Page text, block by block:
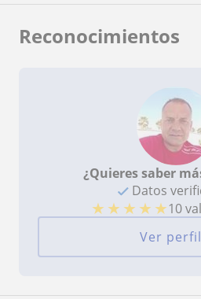
Reconocimientos
¿Quieres saber
Datos
★ ★ ★ ★ ★10
Ver perfil